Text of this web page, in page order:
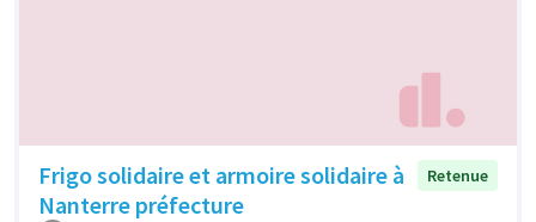
Frigo solidaire et armoire solidaire à
Nanterre préfecture
Retenue